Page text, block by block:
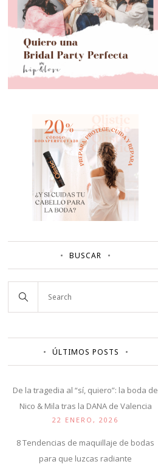
BUSCAR
ÚLTIMOS POSTS
De la tragedia al “sí, quiero”: la boda de
Nico & Mila tras la DANA de Valencia
22 ENERO, 2026
8 Tendencias de maquillaje de bodas
para que luzcas radiante